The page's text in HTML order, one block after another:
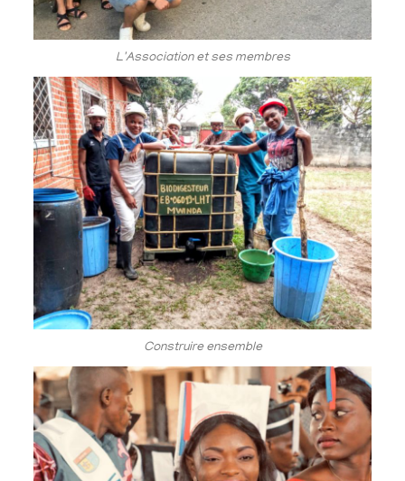
L'Association et ses membres
Construire ensemble